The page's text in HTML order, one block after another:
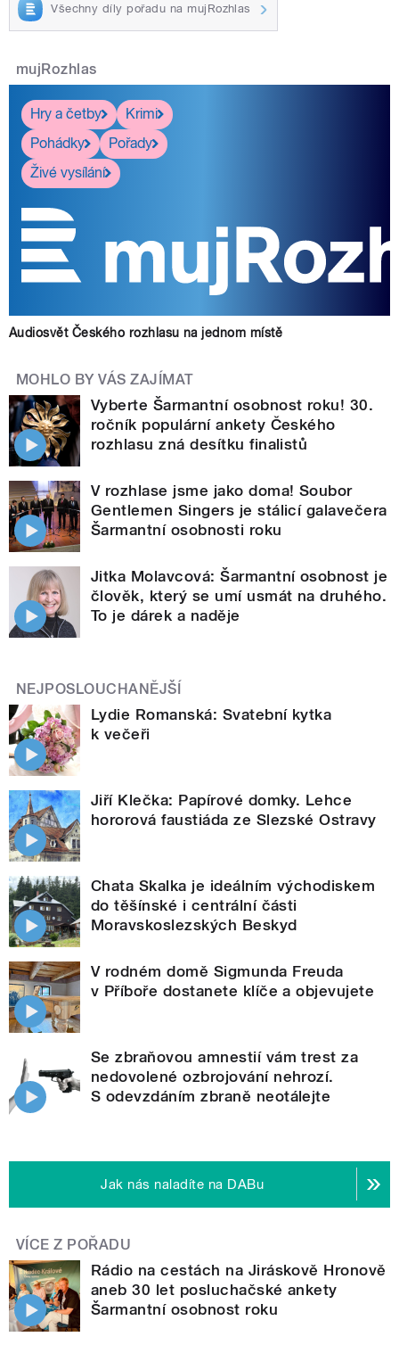
Všechny díly pořadu na mujRozhlas
mujRozhlas
Hry a četby
Krimi
Pohádky
Pořady
Živé vysílání
Audiosvět Českého rozhlasu na jednom místě
MOHLO BY VÁS ZAJÍMAT
Vyberte Šarmantní osobnost roku! 30.
ročník populární ankety Českého
rozhlasu zná desítku finalistů
V rozhlase jsme jako doma! Soubor
Gentlemen Singers je stálicí galavečera
Šarmantní osobnosti roku
Jitka Molavcová: Šarmantní osobnost je
člověk, který se umí usmát na druhého.
To je dárek a naděje
NEJPOSLOUCHANĚJŠÍ
Lydie Romanská: Svatební kytka
k večeři
Jiří Klečka: Papírové domky. Lehce
hororová faustiáda ze Slezské Ostravy
Chata Skalka je ideálním východiskem
do těšínské i centrální části
Moravskoslezských Beskyd
V rodném domě Sigmunda Freuda
v Příboře dostanete klíče a objevujete
Se zbraňovou amnestií vám trest za
nedovolené ozbrojování nehrozí.
S odevzdáním zbraně neotálejte
Jak nás naladíte na DABu
VÍCE Z POŘADU
Rádio na cestách na Jiráskově Hronově
aneb 30 let posluchačské ankety
Šarmantní osobnost roku